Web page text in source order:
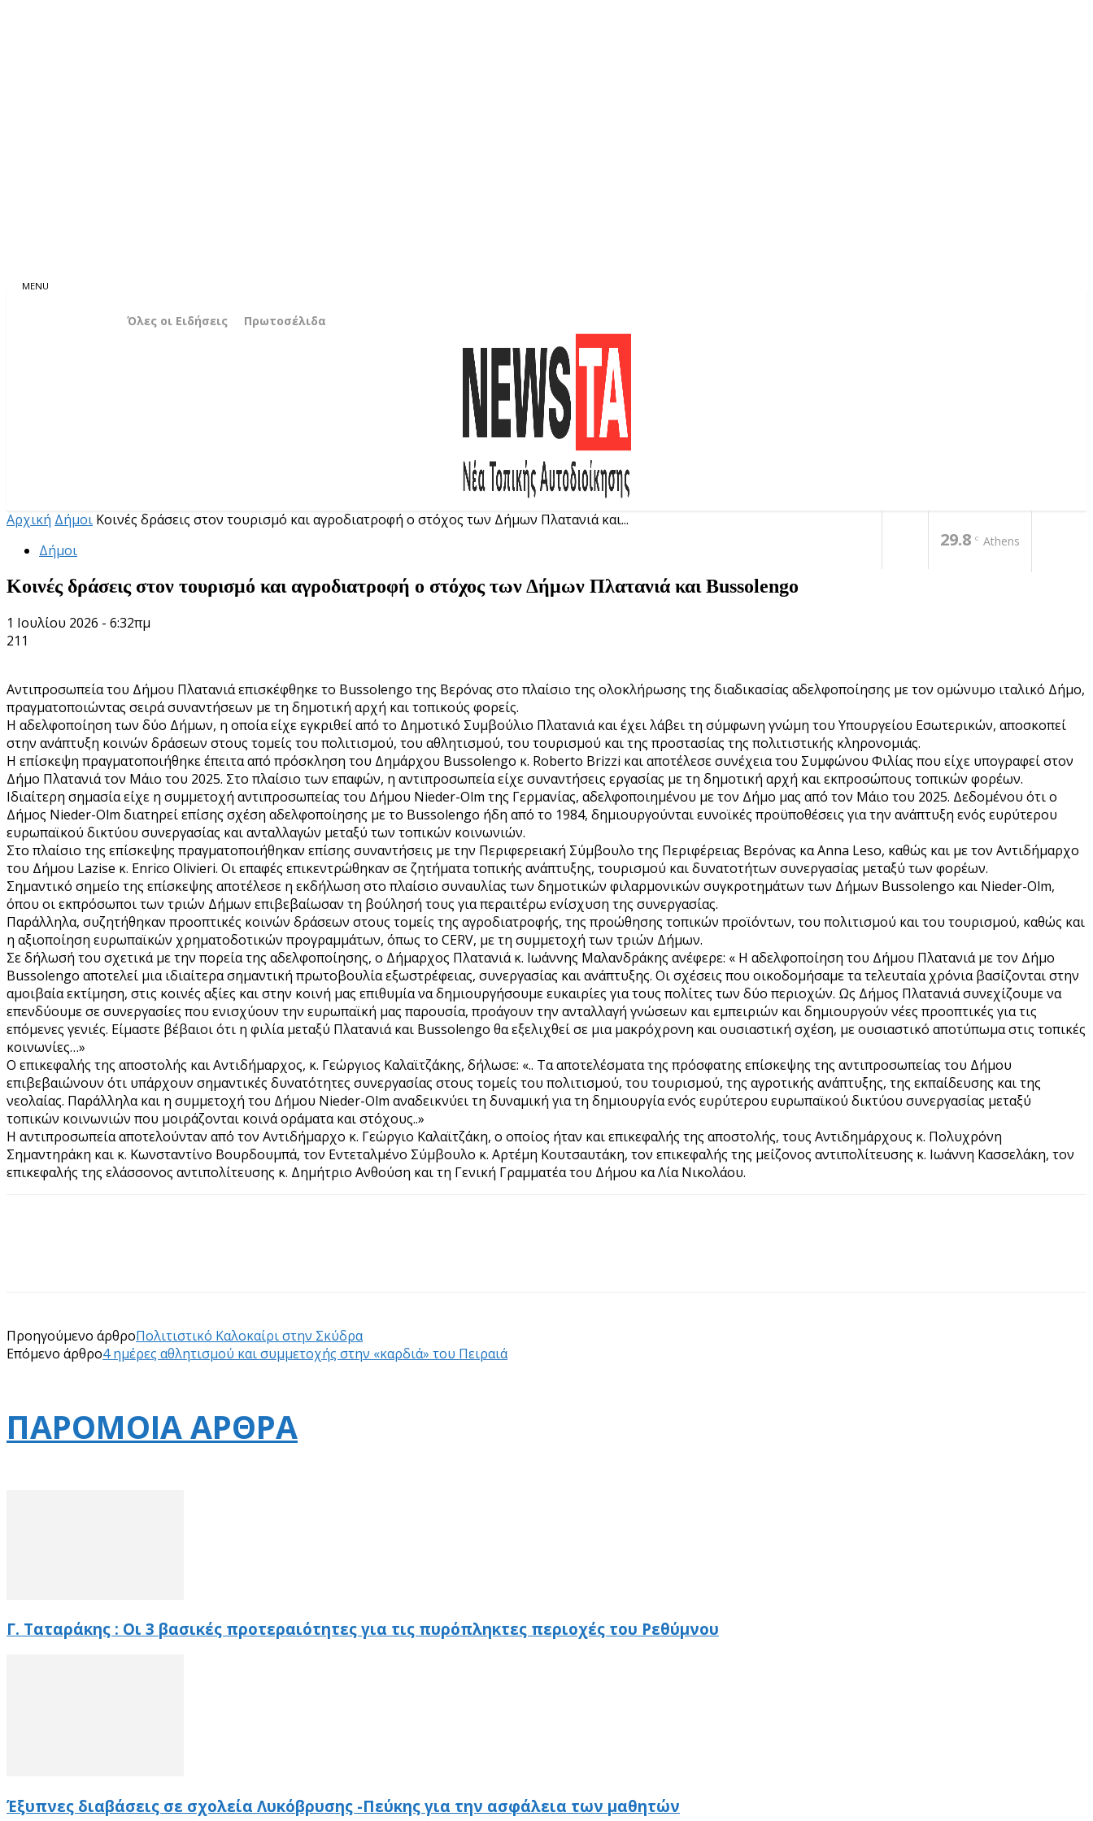
Όλες οι Ειδήσεις Πρωτοσέλιδα
29.8 C Athens
Αρχική Δήμοι Κοινές δράσεις στον τουρισμό και αγροδιατροφή ο στόχος των Δήμων Πλατανιά και...
Δήμοι
Κοινές δράσεις στον τουρισμό και αγροδιατροφή ο στόχος των Δήμων Πλατανιά και Bussolengo
1 Ιουλίου 2026 - 6:32πμ
211
Αντιπροσωπεία του Δήμου Πλατανιά επισκέφθηκε το Bussolengo της Βερόνας στο πλαίσιο της ολοκλήρωσης της διαδικασίας αδελφοποίησης με τον ομώνυμο ιταλικό Δήμο,
πραγματοποιώντας σειρά συναντήσεων με τη δημοτική αρχή και τοπικούς φορείς.
Η αδελφοποίηση των δύο Δήμων, η οποία είχε εγκριθεί από το Δημοτικό Συμβούλιο Πλατανιά και έχει λάβει τη σύμφωνη γνώμη του Υπουργείου Εσωτερικών, αποσκοπεί
στην ανάπτυξη κοινών δράσεων στους τομείς του πολιτισμού, του αθλητισμού, του τουρισμού και της προστασίας της πολιτιστικής κληρονομιάς.
Η επίσκεψη πραγματοποιήθηκε έπειτα από πρόσκληση του Δημάρχου Bussolengo κ. Roberto Brizzi και αποτέλεσε συνέχεια του Συμφώνου Φιλίας που είχε υπογραφεί στον
Δήμο Πλατανιά τον Μάιο του 2025. Στο πλαίσιο των επαφών, η αντιπροσωπεία είχε συναντήσεις εργασίας με τη δημοτική αρχή και εκπροσώπους τοπικών φορέων.
Ιδιαίτερη σημασία είχε η συμμετοχή αντιπροσωπείας του Δήμου Nieder-Olm της Γερμανίας, αδελφοποιημένου με τον Δήμο μας από τον Μάιο του 2025. Δεδομένου ότι ο
Δήμος Nieder-Olm διατηρεί επίσης σχέση αδελφοποίησης με το Bussolengo ήδη από το 1984, δημιουργούνται ευνοϊκές προϋποθέσεις για την ανάπτυξη ενός ευρύτερου
ευρωπαϊκού δικτύου συνεργασίας και ανταλλαγών μεταξύ των τοπικών κοινωνιών.
Στο πλαίσιο της επίσκεψης πραγματοποιήθηκαν επίσης συναντήσεις με την Περιφερειακή Σύμβουλο της Περιφέρειας Βερόνας κα Anna Leso, καθώς και με τον Αντιδήμαρχο
του Δήμου Lazise κ. Enrico Olivieri. Οι επαφές επικεντρώθηκαν σε ζητήματα τοπικής ανάπτυξης, τουρισμού και δυνατοτήτων συνεργασίας μεταξύ των φορέων.
Σημαντικό σημείο της επίσκεψης αποτέλεσε η εκδήλωση στο πλαίσιο συναυλίας των δημοτικών φιλαρμονικών συγκροτημάτων των Δήμων Bussolengo και Nieder-Olm,
όπου οι εκπρόσωποι των τριών Δήμων επιβεβαίωσαν τη βούλησή τους για περαιτέρω ενίσχυση της συνεργασίας.
Παράλληλα, συζητήθηκαν προοπτικές κοινών δράσεων στους τομείς της αγροδιατροφής, της προώθησης τοπικών προϊόντων, του πολιτισμού και του τουρισμού, καθώς και
η αξιοποίηση ευρωπαϊκών χρηματοδοτικών προγραμμάτων, όπως το CERV, με τη συμμετοχή των τριών Δήμων.
Σε δήλωσή του σχετικά με την πορεία της αδελφοποίησης, ο Δήμαρχος Πλατανιά κ. Ιωάννης Μαλανδράκης ανέφερε: « Η αδελφοποίηση του Δήμου Πλατανιά με τον Δήμο
Bussolengo αποτελεί μια ιδιαίτερα σημαντική πρωτοβουλία εξωστρέφειας, συνεργασίας και ανάπτυξης. Οι σχέσεις που οικοδομήσαμε τα τελευταία χρόνια βασίζονται στην
αμοιβαία εκτίμηση, στις κοινές αξίες και στην κοινή μας επιθυμία να δημιουργήσουμε ευκαιρίες για τους πολίτες των δύο περιοχών. Ως Δήμος Πλατανιά συνεχίζουμε να
επενδύουμε σε συνεργασίες που ενισχύουν την ευρωπαϊκή μας παρουσία, προάγουν την ανταλλαγή γνώσεων και εμπειριών και δημιουργούν νέες προοπτικές για τις
επόμενες γενιές. Είμαστε βέβαιοι ότι η φιλία μεταξύ Πλατανιά και Bussolengo θα εξελιχθεί σε μια μακρόχρονη και ουσιαστική σχέση, με ουσιαστικό αποτύπωμα στις τοπικές
κοινωνίες…»
Ο επικεφαλής της αποστολής και Αντιδήμαρχος, κ. Γεώργιος Καλαϊτζάκης, δήλωσε: «.. Τα αποτελέσματα της πρόσφατης επίσκεψης της αντιπροσωπείας του Δήμου
επιβεβαιώνουν ότι υπάρχουν σημαντικές δυνατότητες συνεργασίας στους τομείς του πολιτισμού, του τουρισμού, της αγροτικής ανάπτυξης, της εκπαίδευσης και της
νεολαίας. Παράλληλα και η συμμετοχή του Δήμου Nieder-Olm αναδεικνύει τη δυναμική για τη δημιουργία ενός ευρύτερου ευρωπαϊκού δικτύου συνεργασίας μεταξύ
τοπικών κοινωνιών που μοιράζονται κοινά οράματα και στόχους..»
Η αντιπροσωπεία αποτελούνταν από τον Αντιδήμαρχο κ. Γεώργιο Καλαϊτζάκη, ο οποίος ήταν και επικεφαλής της αποστολής, τους Αντιδημάρχους κ. Πολυχρόνη
Σημαντηράκη και κ. Κωνσταντίνο Βουρδουμπά, τον Εντεταλμένο Σύμβουλο κ. Αρτέμη Κουτσαυτάκη, τον επικεφαλής της μείζονος αντιπολίτευσης κ. Ιωάννη Κασσελάκη, τον
επικεφαλής της ελάσσονος αντιπολίτευσης κ. Δημήτριο Ανθούση και τη Γενική Γραμματέα του Δήμου κα Λία Νικολάου.
Προηγούμενο άρθροΠολιτιστικό Καλοκαίρι στην Σκύδρα
Επόμενο άρθρο4 ημέρες αθλητισμού και συμμετοχής στην «καρδιά» του Πειραιά
ΠΑΡΟΜΟΙΑ ΑΡΘΡΑ
Γ. Ταταράκης : Οι 3 βασικές προτεραιότητες για τις πυρόπληκτες περιοχές του Ρεθύμνου
Έξυπνες διαβάσεις σε σχολεία Λυκόβρυσης -Πεύκης για την ασφάλεια των μαθητών